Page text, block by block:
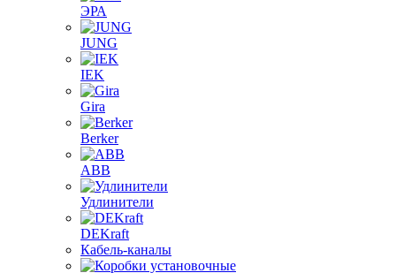
ЭРА
JUNG
IEK
Gira
Berker
ABB
Удлинители
DEKraft
Кабель-каналы